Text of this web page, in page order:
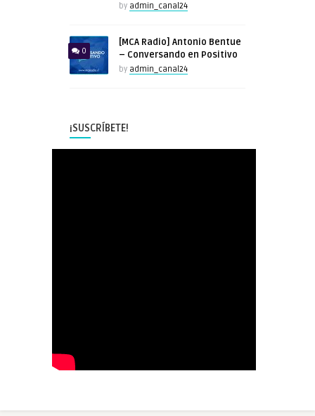
by admin_canal24
0
[MCA Radio] Antonio Bentue
– Conversando en Positivo
by admin_canal24
¡SUSCRÍBETE!